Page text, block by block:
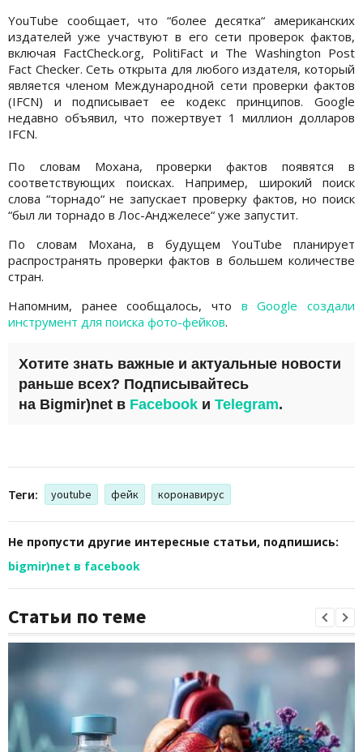
YouTube сообщает, что “более десятка“ американских
издателей уже участвуют в его сети проверок фактов,
включая FactCheck.org, PolitiFact и The Washington Post
Fact Checker. Сеть открыта для любого издателя, который
является членом Международной сети проверки фактов
(IFCN) и подписывает ее кодекс принципов. Google
недавно объявил, что пожертвует 1 миллион долларов
IFCN.
По словам Мохана, проверки фактов появятся в
соответствующих поисках. Например, широкий поиск
слова “торнадо“ не запускает проверку фактов, но поиск
“был ли торнадо в Лос-Анджелесе“ уже запустит.
По словам Мохана, в будущем YouTube планирует
распространять проверки фактов в большем количестве
стран.
Напомним, ранее сообщалось, что в Google создали
инструмент для поиска фото-фейков.
Хотите знать важные и актуальные новости
раньше всех? Подписывайтесь
на Bigmir)net в Facebook и Telegram.
Теги: youtube фейк коронавирус
Не пропусти другие интересные статьи, подпишись:
bigmir)net в facebook
Статьи по теме